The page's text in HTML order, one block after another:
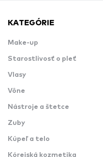
KATEGÓRIE
Make-up
Starostlivosť o pleť
Vlasy
Vône
Nástroje a štetce
Zuby
Kúpeľ a telo
Kórejská kozmetika